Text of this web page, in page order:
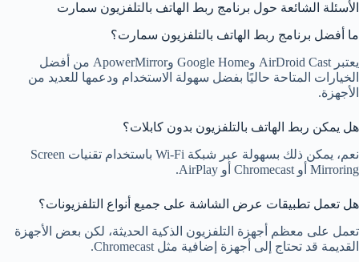
الأسئلة الشائعة حول برنامج ربط الهاتف بالتلفزيون سمارت
ما أفضل برنامج ربط الهاتف بالتلفزيون سمارت؟
يعتبر AirDroid Cast وGoogle Home وApowerMirror من أفضل
الخيارات المتاحة حاليًا بفضل سهولة الاستخدام ودعمها للعديد من
الأجهزة.
هل يمكن ربط الهاتف بالتلفزيون بدون كابلات؟
نعم، يمكن ذلك بسهولة عبر شبكة Wi-Fi باستخدام تقنيات Screen
Mirroring أو Chromecast أو AirPlay.
هل تعمل تطبيقات عرض الشاشة على جميع أنواع التلفزيونات؟
تعمل على معظم أجهزة التلفزيون الذكية الحديثة، لكن بعض الأجهزة
القديمة قد تحتاج إلى أجهزة إضافية مثل Chromecast.